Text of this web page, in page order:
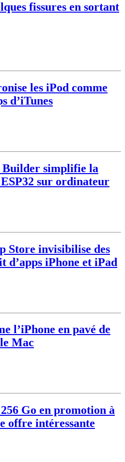
fissures en sortant
les iPod comme
d’iTunes
Builder simplifie la
sur ordinateur
Store invisibilise des
d’apps iPhone et iPad
l’iPhone en pavé de
Mac
Go en promotion à
offre intéressante